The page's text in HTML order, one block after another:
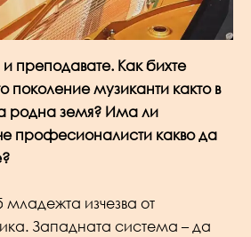
преподавате. Как бихте
поколение музиканти както в
родна земя? Има ли
професионалисти какво да
изчезва от
Западната система – да